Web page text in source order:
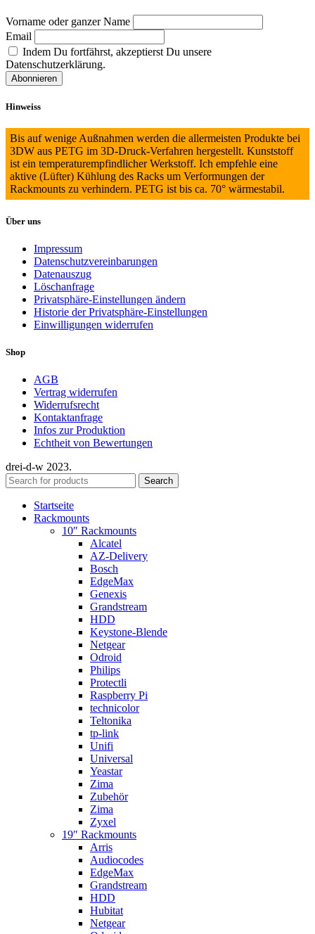
Optionen
können
auf
der
Produktseite
Vorname oder ganzer Name
Email
Indem Du fortfährst, akzeptierst Du unsere
Datenschutzerklärung.
Hinweiss
Bis auf wenige Außnahmen werden die allermeisten Produkte bei
3DW aus PETG im 3D-Druck-Verfahren hergestellt. Kunststoff
ist ein temperaturempfindlicher Werkstoff. Ich empfehle eine
aktive (Lüfter) Kühlung des Racks um Verformungen der
Rackmounts zu verhindern. PETG ist bis ca. 70° wärmestabil.
Über uns
Impressum
Datenschutzvereinbarungen
Datenauszug
Löschanfrage
Privatsphäre-Einstellungen ändern
Historie der Privatsphäre-Einstellungen
Einwilligungen widerrufen
Shop
AGB
Vertrag widerrufen
Widerrufsrecht
Kontaktanfrage
Infos zur Produktion
Echtheit von Bewertungen
drei-d-w 2023.
Search
Startseite
Rackmounts
10″ Rackmounts
Alcatel
AZ-Delivery
Bosch
EdgeMax
Genexis
Grandstream
HDD
Keystone-Blende
Netgear
Odroid
Philips
Protectli
Raspberry Pi
technicolor
Teltonika
tp-link
Unifi
Universal
Yeastar
Zima
Zubehör
Zima
Zyxel
19″ Rackmounts
Arris
Audiocodes
EdgeMax
Grandstream
HDD
Hubitat
Netgear